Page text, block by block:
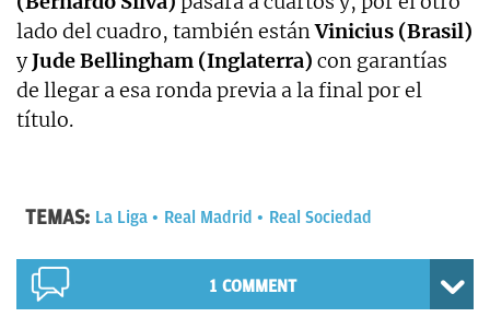
lado del cuadro, también estánVinicius (Brasil)
yJude Bellingham (Inglaterra) con garantías
de llegar a esa ronda previa a la final por el
título.
TEMAS: La Liga Real Madrid Real Sociedad
1 COMMENT